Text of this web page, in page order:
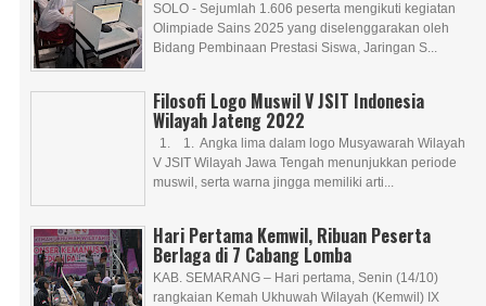
SOLO - Sejumlah 1.606 peserta mengikuti kegiatan
Olimpiade Sains 2025 yang diselenggarakan oleh
Bidang Pembinaan Prestasi Siswa, Jaringan S...
Filosofi Logo Muswil V JSIT Indonesia
Wilayah Jateng 2022
1. 1. Angka lima dalam logo Musyawarah Wilayah
V JSIT Wilayah Jawa Tengah menunjukkan periode
muswil, serta warna jingga memiliki arti...
Hari Pertama Kemwil, Ribuan Peserta
Berlaga di 7 Cabang Lomba
KAB. SEMARANG – Hari pertama, Senin (14/10)
rangkaian Kemah Ukhuwah Wilayah (Kemwil) IX